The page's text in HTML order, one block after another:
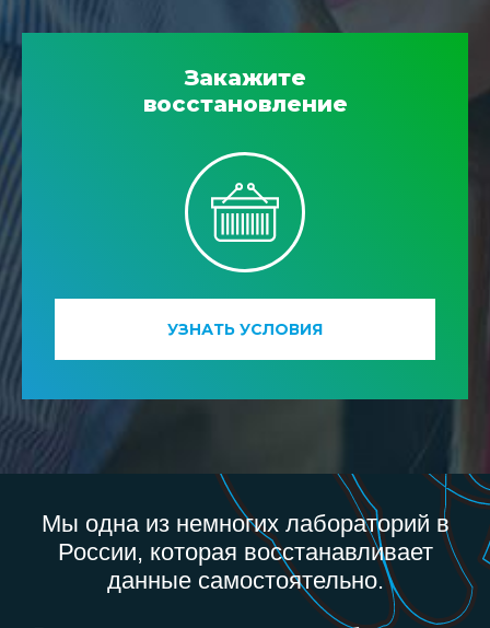
Закажите
восстановление
УЗНАТЬ УСЛОВИЯ
Мы одна из немногих лабораторий в
России, которая восстанавливает
данные самостоятельно.